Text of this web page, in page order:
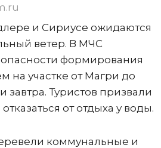
и Сириусе ожидаются
ветер. В МЧС
формирования
на участке от Магри до
завтра. Туристов призвали
от отдыха у воды.
коммунальные и